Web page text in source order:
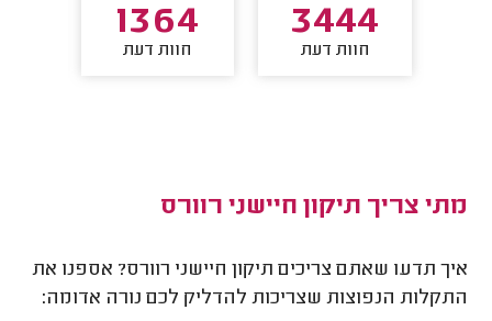
3444
חוות דעת
1364
חוות דעת
מתי צריך תיקון חיישני רוורס
איך תדעו שאתם צריכים תיקון חיישני רוורס? אספנו את
התקלות הנפוצות שצריכות להדליק לכם נורה אדומה: